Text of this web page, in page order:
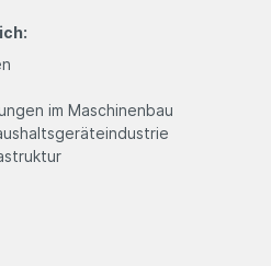
im Maschinenbau